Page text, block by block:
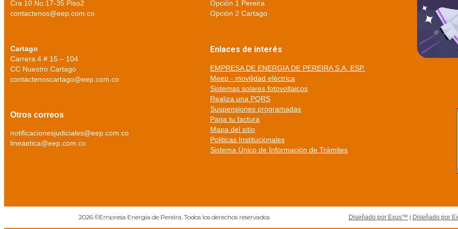
Cra 10 No.17-35 Piso2
contactenos@eep.com.co
Cartago
Carrera 4 # 15 – 104
CC Nuestro Cartago
contactenoscartago@eep.com.co
Otros correos
notificacionesjudiciales@eep.com.co
lineaetica@eep.com.co
Opción 1 Pereira
Opción 2 Cartago
Enlaces de interés
EMPRESA DE ENERGIA DE PEREIRA S.A. ESP.
Meep - movilidad eléctrica
Sistemas solares fotovoltaicos
Realiza una PQRS
Suspensiones programadas
Paga tu factura
Mapa del sitio
Politicas Institucionales
Sistema Único de Información de Trámites
2026 ©Empresa Energía de Pereira. Todos los derechos reservados Diseñado por Exus™ | Diseñado por